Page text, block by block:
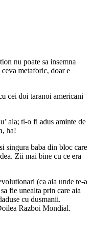
nu poate sa insemna
metaforic, doar e
cei doi taranoi americani
ala; ti-o fi adus aminte de
ha!
singura baba din bloc care
Zii mai bine cu ce era
(ca aia unde te-a
fie unealta prin care aia
cu dusmanii.
Razboi Mondial.